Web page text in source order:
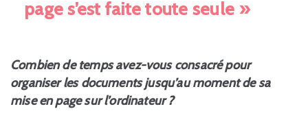
page s’est faite toute seule »
Combien de temps avez-vous consacré pour
organiser les documents jusqu’au moment de sa
mise en page sur l’ordinateur ?